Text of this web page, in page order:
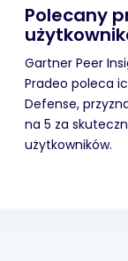
Polecany
Gartner Peer
Pradeo poleca
Defense,
na 5 za
użytkowników.